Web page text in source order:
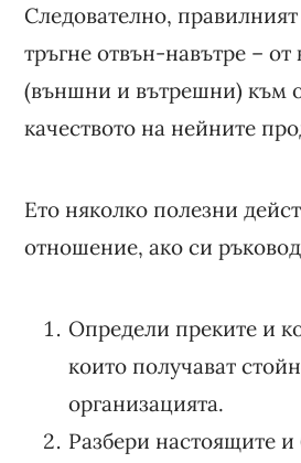
Следователно,
тръгне отвън-навътре – от
(външни и вътрешни) към
качеството на нейните
Ето няколко полезни
отношение, ако си
Определи преките и
които получават
организацията.
Разбери настоящите